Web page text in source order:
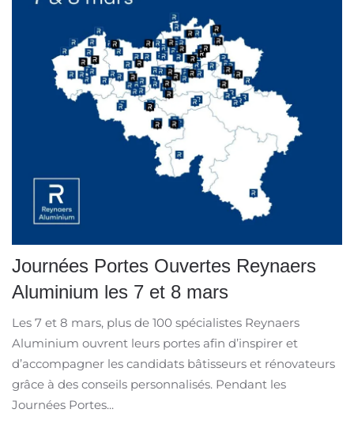
Journées Portes Ouvertes Reynaers
Aluminium les 7 et 8 mars
Les 7 et 8 mars, plus de 100 spécialistes Reynaers
Aluminium ouvrent leurs portes afin d’inspirer et
d’accompagner les candidats bâtisseurs et rénovateurs
grâce à des conseils personnalisés. Pendant les
Journées Portes...